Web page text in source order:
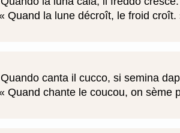
Quand la lune décroît, le froid croît.
Quando canta il cucco, si semina
Quand chante le coucou, on sème